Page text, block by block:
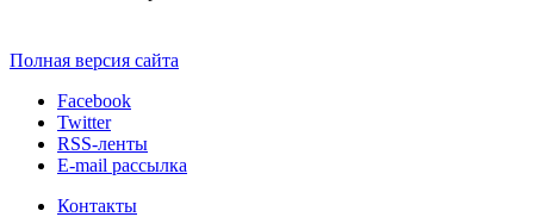
Полная версия сайта
Facebook
Twitter
RSS-ленты
E-mail рассылка
Контакты